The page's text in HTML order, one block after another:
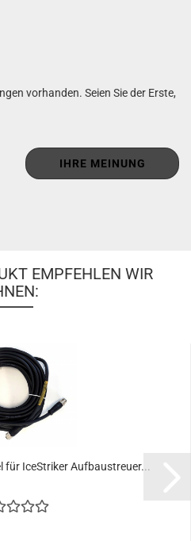
vorhanden. Seien Sie der Erste,
IHRE MEINUNG
EMPFEHLEN WIR
für IceStriker Aufbaustreuer...